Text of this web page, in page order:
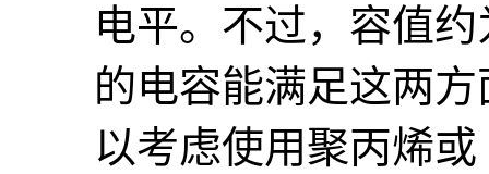
电平。不过，容值约
的电容能满足这两方
以考虑使用聚丙烯或